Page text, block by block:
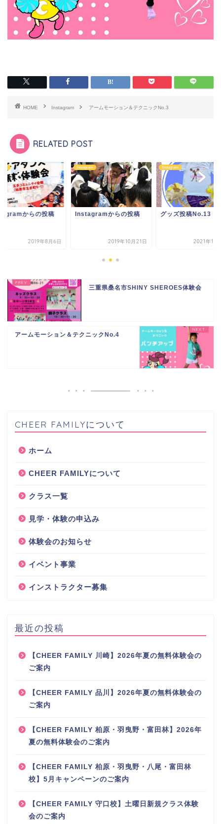
HOME Instagram アームモーション＆テクニックNo.3
RELATED POST
からの投稿
2019年8月6日
Instagram
Instagramからの投稿
2019年10月21日
Instagram
グッズ投稿No.13
2021年11
三重県桑名市SHINY SHEROES体験会
アームモーション＆テクニックNo.4
CHEER FAMILYについて
ホーム
CHEER FAMILYについて
クラス一覧
見学・体験の申込み
体験会のお知らせ
イベント事業
インストラクター募集
最近の投稿
【CHEER FAMILY 川崎】2026年夏の無料体験会の
ご案内
【CHEER FAMILY 品川】2026年夏の無料体験会の
ご案内
【CHEER FAMILY 柏原・羽曳野・富田林】2026年
夏の無料体験会のご案内
【CHEER FAMILY 柏原・羽曳野・八尾・富田林
校】5月キャンペーンのご案内
【CHEER FAMILY 守口校】土曜日新規クラス体験
会のご案内